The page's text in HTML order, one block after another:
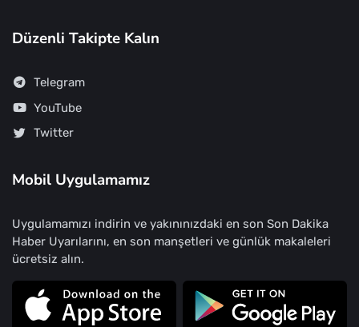
Düzenli Takipte Kalın
Telegram
YouTube
Twitter
Mobil Uygulamamız
Uygulamamızı indirin ve yakınınızdaki en son Son Dakika
Haber Uyarılarını, en son manşetleri ve günlük makaleleri
ücretsiz alın.